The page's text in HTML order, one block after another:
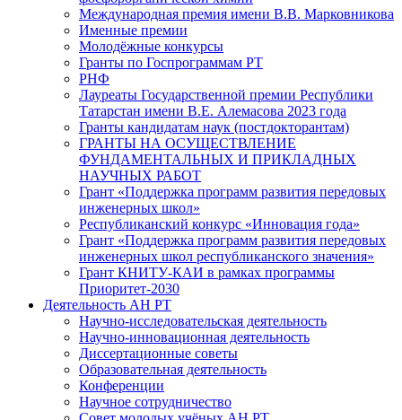
Международная премия имени В.В. Марковникова
Именные премии
Молодёжные конкурсы
Гранты по Госпрограммам РТ
РНФ
Лауреаты Государственной премии Республики
Татарстан имени В.Е. Алемасова 2023 года
Гранты кандидатам наук (постдокторантам)
ГРАНТЫ НА ОСУЩЕСТВЛЕНИЕ
ФУНДАМЕНТАЛЬНЫХ И ПРИКЛАДНЫХ
НАУЧНЫХ РАБОТ
Грант «Поддержка программ развития передовых
инженерных школ»
Республиканский конкурс «Инновация года»
Грант «Поддержка программ развития передовых
инженерных школ республиканского значения»
Грант КНИТУ-КАИ в рамках программы
Приоритет-2030
Деятельность АН РТ
Научно-исследовательская деятельность
Научно-инновационная деятельность
Диссертационные советы
Образовательная деятельность
Конференции
Научное сотрудничество